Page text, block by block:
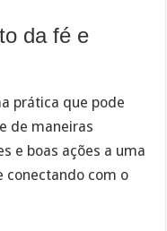
da fé e
prática que pode
de maneiras
e boas ações a uma
conectando com o